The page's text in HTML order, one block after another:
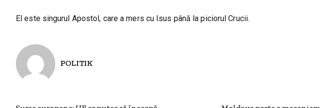
El este singurul Apostol, care a mers cu Isus până la piciorul Crucii.
POLITIK